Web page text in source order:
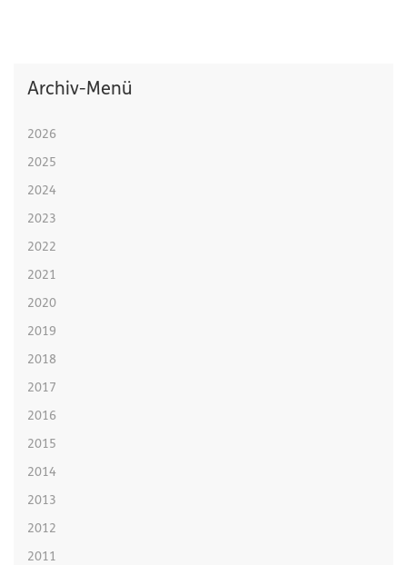
Archiv-Menü
2026
2025
2024
2023
2022
2021
2020
2019
2018
2017
2016
2015
2014
2013
2012
2011